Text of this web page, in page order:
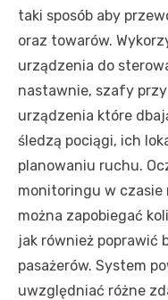
taki sposób aby
oraz towarów.
urządzenia do
nastawnie, szafy
urządzenia które
śledzą pociągi, ich
planowaniu ruchu.
monitoringu w
można zapobiegać
jak również poprawić
pasażerów. System
uwzględniać różne